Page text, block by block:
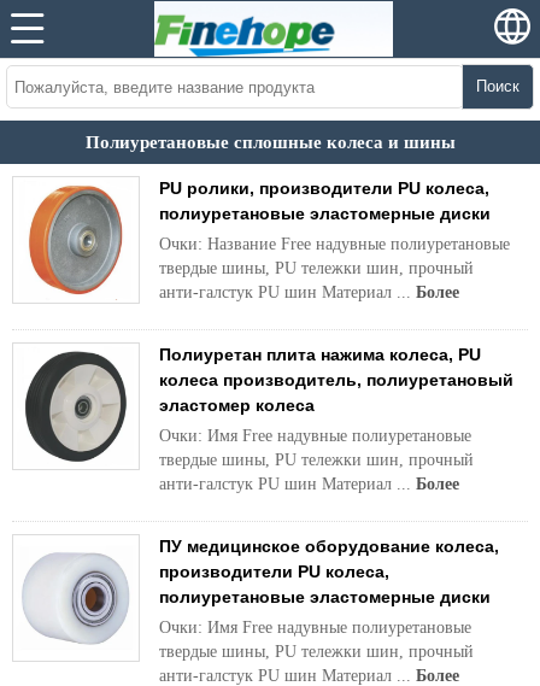
Поиск
Полиуретановые сплошные колеса и шины
PU ролики, производители PU колеса,
полиуретановые эластомерные диски
Очки: Название Free надувные полиуретановые
твердые шины, PU тележки шин, прочный
анти-галстук PU шин Материал ... Более
Полиуретан плита нажима колеса, PU
колеса производитель, полиуретановый
эластомер колеса
Очки: Имя Free надувные полиуретановые
твердые шины, PU тележки шин, прочный
анти-галстук PU шин Материал ... Более
ПУ медицинское оборудование колеса,
производители PU колеса,
полиуретановые эластомерные диски
Очки: Имя Free надувные полиуретановые
твердые шины, PU тележки шин, прочный
анти-галстук PU шин Материал ... Более